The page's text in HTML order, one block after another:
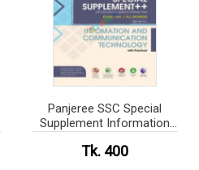
Panjeree SSC Special
Supplement Information
Technology With Exclusive
Tk. 400